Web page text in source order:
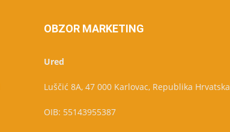
OBZOR MARKETING
Ured
Luščić 8A, 47 000 Karlovac, Republika Hrvatska
OIB: 55143955387